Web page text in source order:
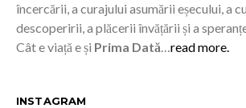
încercării, a curajului asumării eșecului, a
descoperirii, a plăcerii învățării și a
Cât e viață e și Prima Dată…read more.
INSTAGRAM